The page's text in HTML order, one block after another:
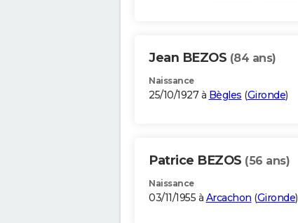
Jean BEZOS (84 ans)
Naissance
25/10/1927 à Bègles (Gironde)
Patrice BEZOS (56 ans)
Naissance
03/11/1955 à Arcachon (Gironde)